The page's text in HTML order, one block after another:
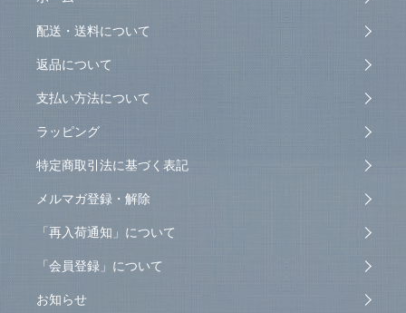
配送・送料について
返品について
支払い方法について
ラッピング
特定商取引法に基づく表記
メルマガ登録・解除
「再入荷通知」について
「会員登録」について
お知らせ